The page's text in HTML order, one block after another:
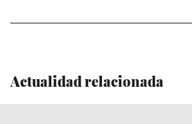
Actualidad relacionada